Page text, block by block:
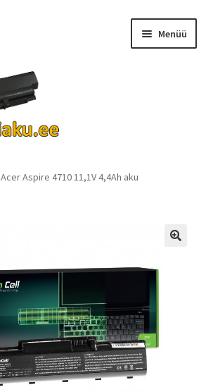
Menüü
Acer Aspire 4710 11,1V 4,4Ah aku